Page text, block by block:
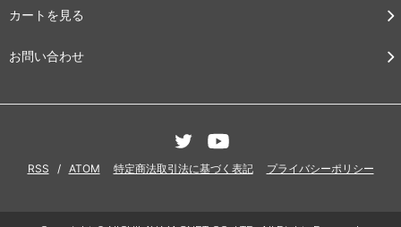
カートを見る
お問い合わせ
RSS / ATOM 特定商法取引法に基づく表記 プライバシーポリシー